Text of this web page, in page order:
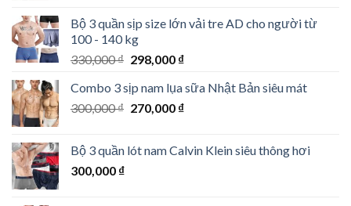
170,000 ₫.là:
Bộ 3 quần sịp size lớn vải tre AD cho người từ
100 - 140 kg
330,000₫ Giá
là:
330,000 ₫.
298,000 ₫Giá
tại
là:
Combo 3 sịp nam lụa sữa Nhật Bản siêu mát
300,000₫ Giá
300,000 ₫.
270,000 ₫Giá
là:
Bộ 3 quần lót nam Calvin Klein siêu thông hơi
300,000 ₫